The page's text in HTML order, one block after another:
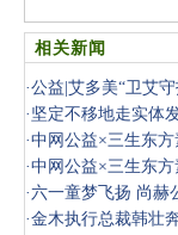
相关新闻
·公益|艾多美“卫艾
· 坚定不移地走实体
略分享会
·中网公益×三生东
·中网公益×三生东
·六一童梦飞扬 尚赫
·金木执行总裁韩壮